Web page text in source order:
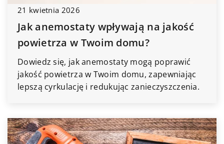
21 kwietnia 2026
Jak anemostaty wpływają na jakość
powietrza w Twoim domu?
Dowiedz się, jak anemostaty mogą poprawić
jakość powietrza w Twoim domu, zapewniając
lepszą cyrkulację i redukując zanieczyszczenia.